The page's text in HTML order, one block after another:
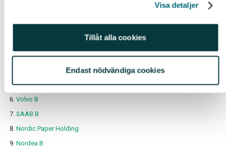
Visa detaljer
Tillåt alla cookies
Endast nödvändiga cookies
Aktierna med flest nya ägare 2023:
SSAB B
Hexatronic
Intrum
Volvo B
SAAB B
Nordic Paper Holding
Nordea B